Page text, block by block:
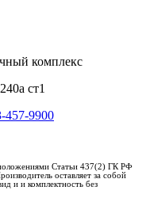
комплекс
ст1
457-9900
Статьи 437(2) ГК РФ
оставляет за собой
и и комплектность без